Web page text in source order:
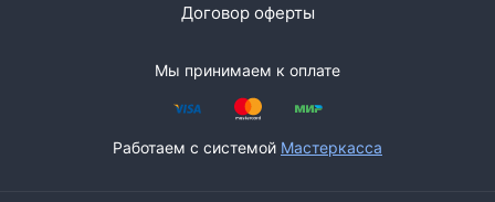
Договор оферты
Мы принимаем к оплате
Работаем с системой Мастеркасса